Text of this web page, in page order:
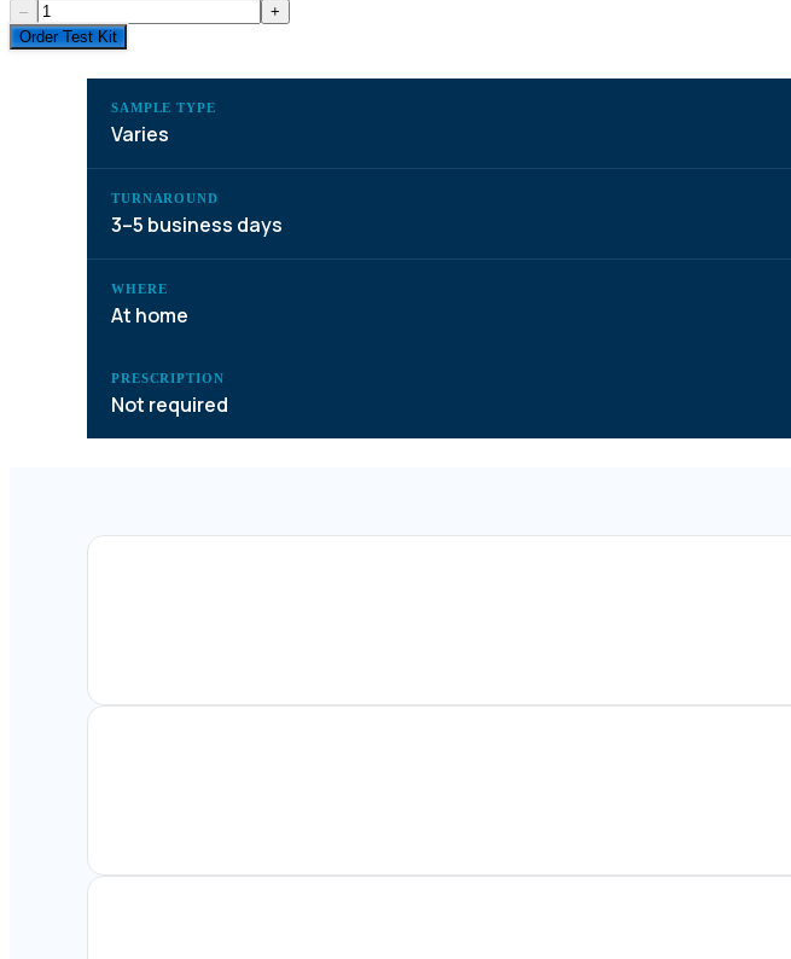
–
+
Order Test Kit
SAMPLE TYPE
Varies
TURNAROUND
3–5 business days
WHERE
At home
PRESCRIPTION
Not required